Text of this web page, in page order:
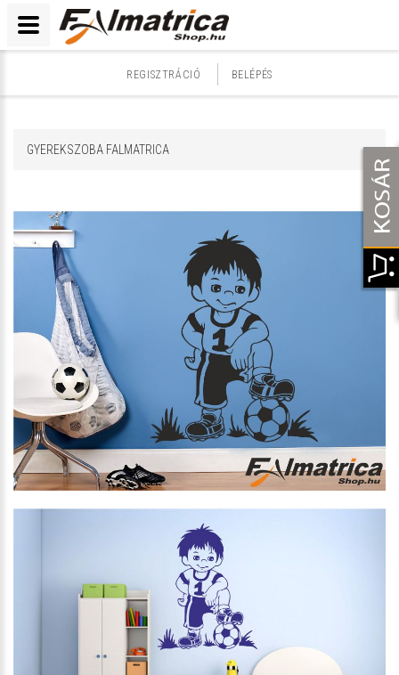
REGISZTRÁCIÓ BELÉPÉS
GYEREKSZOBA FALMATRICA